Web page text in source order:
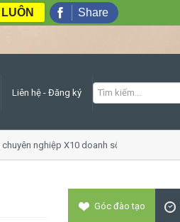
Liên hệ - Đăng ký
nghiệp X10 doanh số
Góc đào tạo
Share